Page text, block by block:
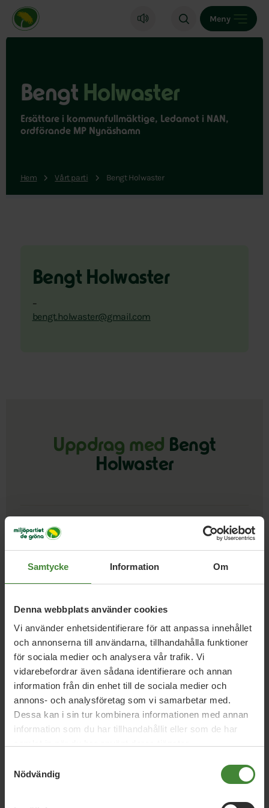
Samtycke Information Om
Denna webbplats använder cookies
Vi använder enhetsidentifierare för att anpassa innehållet
och annonserna till användarna, tillhandahålla funktioner
för sociala medier och analysera vår trafik. Vi
vidarebefordrar även sådana identifierare och annan
information från din enhet till de sociala medier och
annons- och analysföretag som vi samarbetar med.
Dessa kan i sin tur kombinera informationen med annan
information som du har tillhandahållit eller som de har
Nödvändig
Miljöpartiet de gröna, startsida
Meny
Bengt Holwaster
Ersättare i kommunfullmäktige, Ledamot i NAN,
ordförande MP Nynäshamn
Hem Vårt parti Bengt Holwaster
Bengt Holwaster
–
bengt.holwaster@gmail.com
Uppdrag med Bengt
Holwaster
GSr Stockholm Styrelse
Anders Ödmark Bengt Holwaster
Helene Rotsman
Axnäs
Kerstin Andersson Lilian Nylinder
Ragnar
Gunnarsson
Kommunstyrelsen
Nynäshamn
Kerstin Andersson
Kommunfullmäktige
Bengt Holwaster